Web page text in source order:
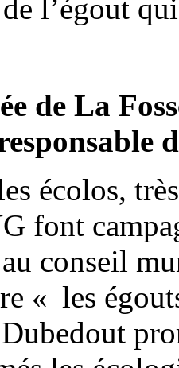
de l’égout
de La
écolos,
font
conseil
« les